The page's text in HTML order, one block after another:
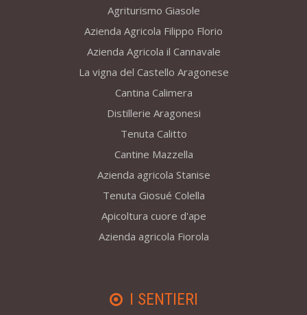
Agriturismo Giasole
Azienda Agricola Filippo Florio
Azienda Agricola il Cannavale
La vigna del Castello Aragonese
Cantina Calimera
Distillerie Aragonesi
Tenuta Calitto
Cantine Mazzella
Azienda agricola Stanise
Tenuta Giosué Colella
Apicoltura cuore d'ape
Azienda agricola Fiorola
I SENTIERI